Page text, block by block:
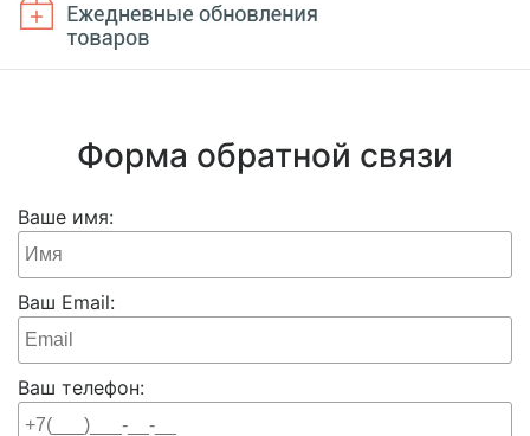
Форма обратной связи
Ваше имя:
Ваш Email:
Ваш телефон: